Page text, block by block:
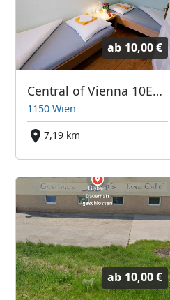
ab 10,00 €
Central of Vienna 10Eur/bed + Highspeed Internet + parking
1150 Wien
7,19 km
ab 10,00 €